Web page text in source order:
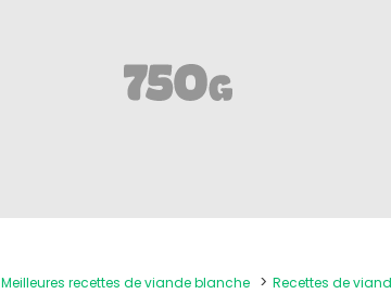
Meilleures recettes de viande blanche
Recettes de